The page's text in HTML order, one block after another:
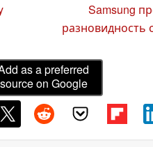
Samsung
разновидность
as a preferred
source on Google